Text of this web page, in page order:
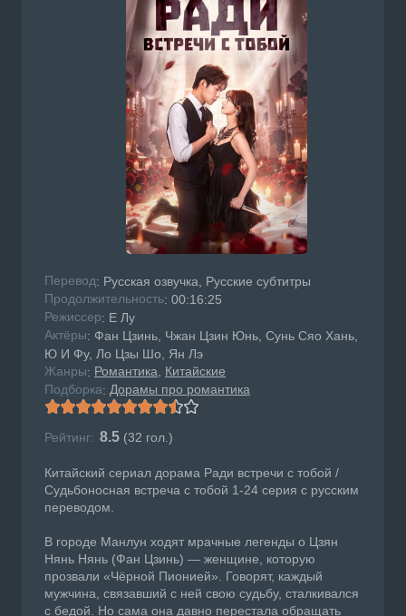
Перевод: Русская озвучка, Русские субтитры
Продолжительность: 00:16:25
Режисcер: Е Лу
Актёры: Фан Цзинь, Чжан Цзин Юнь, Сунь Сяо Хань,
Ю И Фу, Ло Цзы Шо, Ян Лэ
Жанры: Романтика Китайские
Подборка: Дорамы про романтика
Рейтинг: 8.5 (32 гол.)
Китайский сериал дорама Ради встречи с тобой /
Судьбоносная встреча с тобой 1-24 серия с русским
переводом.
В городе Манлун ходят мрачные легенды о Цзян
Нянь Нянь (Фан Цзинь) — женщине, которую
прозвали «Чёрной Пионией». Говорят, каждый
мужчина, связавший с ней свою судьбу, сталкивался
с бедой. Но сама она давно перестала обращать